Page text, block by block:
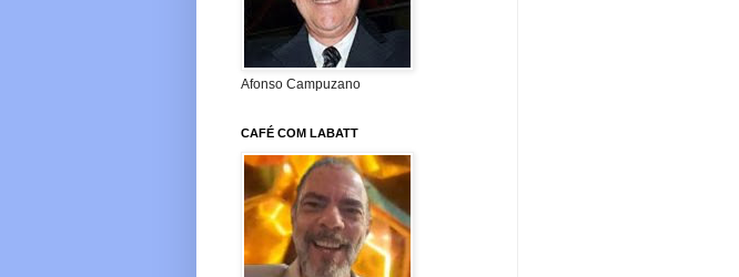
Afonso Campuzano
CAFÉ COM LABATT